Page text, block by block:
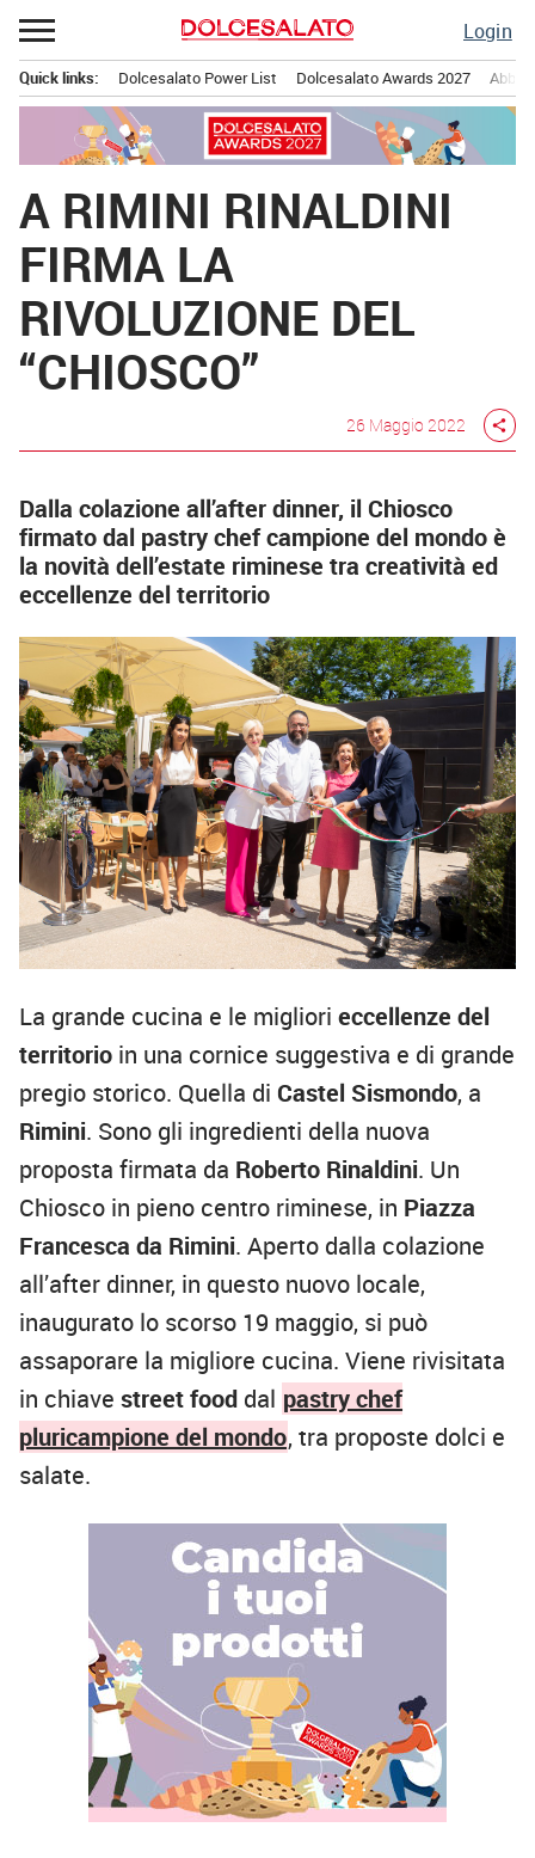
Passa
al
contenuto
Login
principale
Quick links: Dolcesalato Power List Dolcesalato Awards 2027
A RIMINI RINALDINI
FIRMA LA
RIVOLUZIONE DEL
“CHIOSCO”
26 Maggio 2022 share
Dalla colazione all’after dinner, il Chiosco
firmato dal pastry chef campione del mondo è
la novità dell’estate riminese tra creatività ed
eccellenze del territorio
La grande cucina e le migliori eccellenze del
territorio in una cornice suggestiva e di grande
pregio storico. Quella di Castel Sismondo, a
Rimini. Sono gli ingredienti della nuova
proposta firmata da Roberto Rinaldini. Un
Chiosco in pieno centro riminese, in Piazza
Francesca da Rimini. Aperto dalla colazione
all’after dinner, in questo nuovo locale,
inaugurato lo scorso 19 maggio, si può
assaporare la migliore cucina. Viene rivisitata
in chiave street food dal pastry chef
pluricampione del mondo, tra proposte dolci e
salate.